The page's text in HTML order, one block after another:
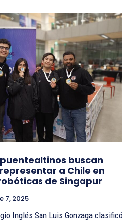
buscan
a Chile en
de Singapur
7, 2025
Inglés San Luis Gonzaga clasificó